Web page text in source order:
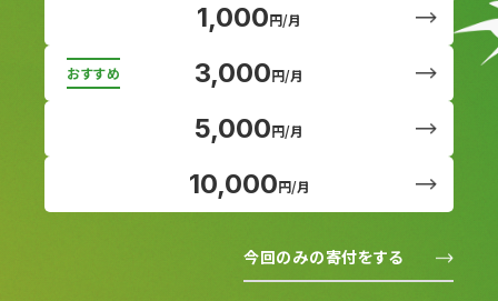
1,000円/月
3,000円/月
5,000円/月
10,000円/月
今回のみの寄付をする